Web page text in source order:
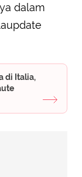
dalam
di Italia,